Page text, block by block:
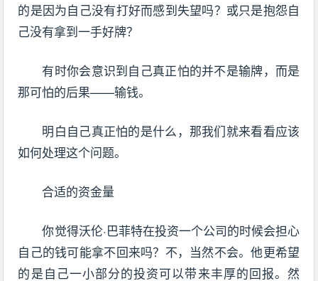
的是因为自己没有打好而感到失望吗？或只是抱怨自
己没有拿到一手好牌？
有时你会意识到自己真正怕的并不是输牌，而是
那可怕的后果——输钱。
明白自己真正怕的是什么，那我们就来看看应该
如何处理这个问题。
合适的资金量
你觉得沃伦·巴菲特在投资一个公司的时候会担心
自己的钱可能拿不回来吗？不，当然不会。他更希望
的是自己一小部分的投资可以带来丰厚的回报。然